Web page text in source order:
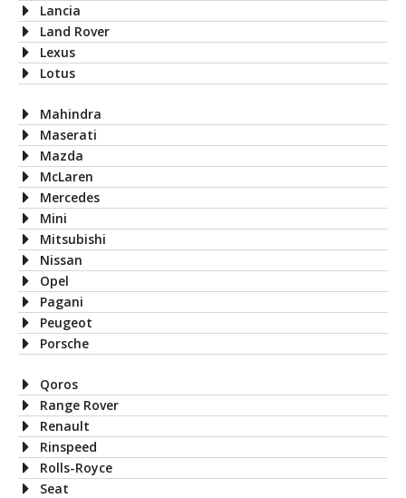
Lancia
Land Rover
Lexus
Lotus
Mahindra
Maserati
Mazda
McLaren
Mercedes
Mini
Mitsubishi
Nissan
Opel
Pagani
Peugeot
Porsche
Qoros
Range Rover
Renault
Rinspeed
Rolls-Royce
Seat